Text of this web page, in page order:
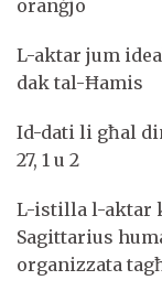
oranġjo
L-aktar jum
dak tal-Ħamis
Id-dati li għal
27, 1 u 2
L-istilla l-aktar
Sagittarius
organizzata